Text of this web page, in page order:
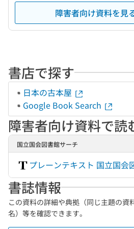
障害者向け資料を見
書店で探す
日本の古本屋
Google Book Search
障害者向け資料で読
国立国会図書館サーチ
プレーンテキスト 国立国会
書誌情報
この資料の詳細や典拠（同じ主題の資
名）等を確認できます。